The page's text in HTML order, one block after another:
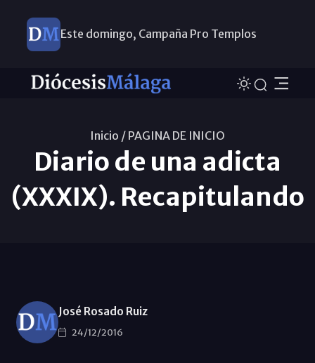
Este domingo, Campaña Pro Templos
Inicio / PAGINA DE INICIO
Diario de una adicta
(XXXIX). Recapitulando
José Rosado Ruiz
24/12/2016